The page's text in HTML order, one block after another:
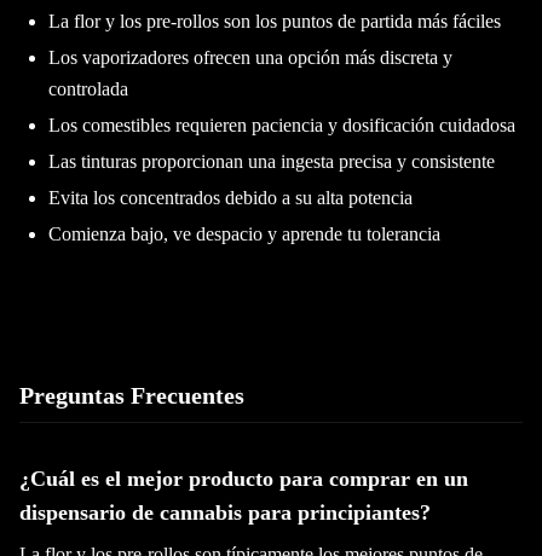
La flor y los pre-rollos son los puntos de partida más fáciles
Los vaporizadores ofrecen una opción más discreta y
controlada
Los comestibles requieren paciencia y dosificación cuidadosa
Las tinturas proporcionan una ingesta precisa y consistente
Evita los concentrados debido a su alta potencia
Comienza bajo, ve despacio y aprende tu tolerancia
Preguntas Frecuentes
¿Cuál es el mejor producto para comprar en un
dispensario de cannabis para principiantes?